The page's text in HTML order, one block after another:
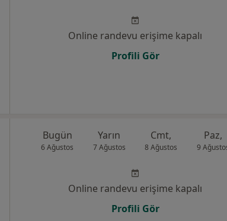
Online randevu erişime kapalı
Profili Gör
Bugün
6 Ağustos
Yarın
7 Ağustos
Cmt,
8 Ağustos
Paz,
9
Online randevu erişime kapalı
Profili Gör